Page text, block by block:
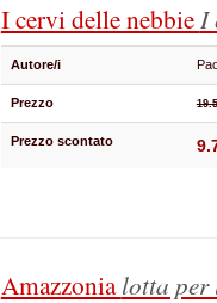
I cervi delle nebbieI
Autore/i
Prezzo
Prezzo scontato
Amazzonialotta per